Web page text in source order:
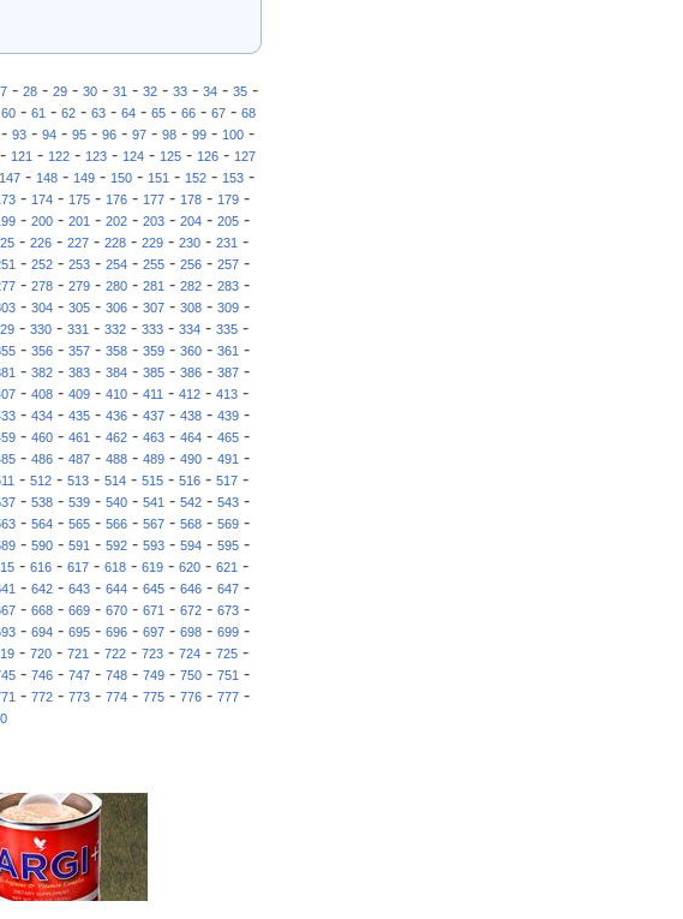
- 28- 29- 30- 31- 32- 33- 34- 35-
60- 61- 62- 63- 64- 65- 66- 67- 68
- 93 - 94 - 95 - 96 - 97 - 98 - 99 - 100 -
- 121 - 122 - 123 - 124 - 125 - 126 - 127
147 - 148 - 149 - 150 - 151 - 152 - 153 -
- 174- 175- 176- 177- 178- 179-
- 200- 201- 202- 203- 204- 205-
- 226 - 227 - 228 - 229 - 230 - 231 -
- 252- 253- 254- 255- 256- 257-
- 278- 279- 280- 281- 282- 283-
- 304- 305- 306- 307- 308- 309-
- 330 - 331 - 332 - 333 - 334 - 335 -
- 356- 357- 358- 359- 360- 361-
- 382- 383- 384- 385- 386- 387-
- 408 - 409 - 410 - 411 - 412 - 413 -
- 434- 435- 436- 437- 438- 439-
- 460- 461- 462- 463- 464- 465-
- 486- 487- 488- 489- 490- 491-
- 512 - 513 - 514 - 515 - 516 - 517 -
- 538- 539- 540- 541- 542- 543-
- 564- 565- 566- 567- 568- 569-
- 590- 591- 592- 593- 594- 595-
- 616 - 617 - 618 - 619 - 620 - 621 -
- 642- 643- 644- 645- 646- 647-
- 668- 669- 670- 671- 672- 673-
- 694- 695- 696- 697- 698- 699-
- 720 - 721 - 722 - 723 - 724 - 725 -
- 746- 747- 748- 749- 750- 751-
- 772- 773- 774- 775- 776- 777-